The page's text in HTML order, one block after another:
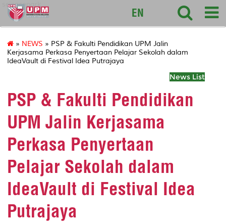
sciencepark
EN
» NEWS » PSP & Fakulti Pendidikan UPM Jalin
Kerjasama Perkasa Penyertaan Pelajar Sekolah dalam
IdeaVault di Festival Idea Putrajaya
News List
PSP & Fakulti Pendidikan
UPM Jalin Kerjasama
Perkasa Penyertaan
Pelajar Sekolah dalam
IdeaVault di Festival Idea
Putrajaya